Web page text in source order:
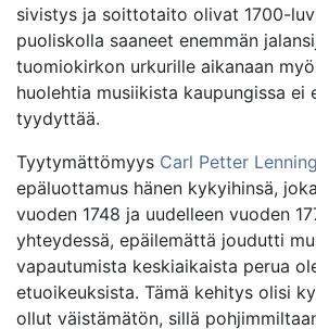
sivistys ja soittotaito olivat 1700-
puoliskolla saaneet enemmän
tuomiokirkon urkurille aikanaan
huolehtia musiikista kaupungissa ei
tyydyttää.
Tyytymättömyys Carl Petter
epäluottamus hänen kykyihinsä,
vuoden 1748 ja uudelleen vuoden
yhteydessä, epäilemättä joudutti
vapautumista keskiaikaista perua
etuoikeuksista. Tämä kehitys olisi
ollut väistämätön, sillä